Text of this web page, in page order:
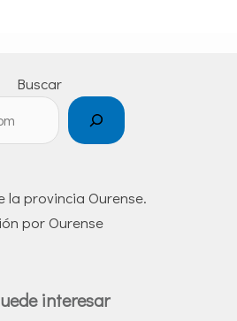
Buscar
la provincia Ourense.
por Ourense
interesar